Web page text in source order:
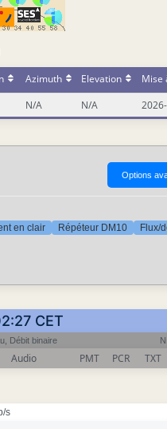
Azimuth Elevation
Mise
N/A N/A
Options
en clair Répéteur DM10 Flux/
CET
Débit binaire
Audio PMT PCR TXT
s